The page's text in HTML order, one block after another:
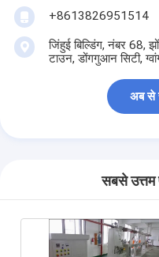
+8613826951514
जिंहुई बिल्डिंग, नंबर 68,
टाउन, डोंगगुआन सिटी,
अब से
सबसे उत्तम